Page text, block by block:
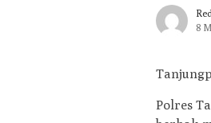
8
Polres